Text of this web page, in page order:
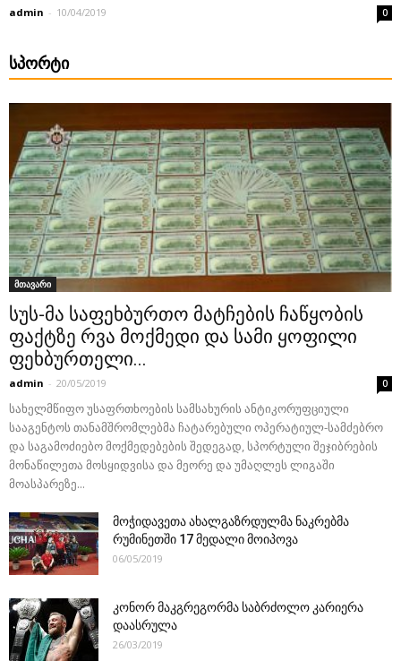
admin - 10/04/2019 0
ᲡᲞᲝᲠᲢᲘ
მთავარი
სუს-მა საფეხბურთო მატჩების ჩაწყობის
ფაქტზე რვა მოქმედი და სამი ყოფილი
ფეხბურთელი...
admin - 20/05/2019 0
სახელმწიფო უსაფრთხოების სამსახურის ანტიკორუფციული
სააგენტოს თანამშრომლებმა ჩატარებული ოპერატიულ-სამძებრო
და საგამოძიებო მოქმედებების შედეგად, სპორტული შეჯიბრების
მონაწილეთა მოსყიდვისა და მეორე და უმაღლეს ლიგაში
მოასპარეზე...
მოჭიდავეთა ახალგაზრდულმა ნაკრებმა
რუმინეთში 17 მედალი მოიპოვა
06/05/2019
კონორ მაკგრეგორმა საბრძოლო კარიერა
დაასრულა
26/03/2019